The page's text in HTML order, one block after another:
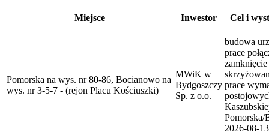
Miejsce Inwestor Cel i
Pomorska na wys. nr 80-86, Bocianowo na
wys. nr 3-5-7 - (rejon Placu Kościuszki)
MWiK w
Bydgoszczy
Sp. z o.o.
budowa
prace
prace
Pomorska/
2026-08-13